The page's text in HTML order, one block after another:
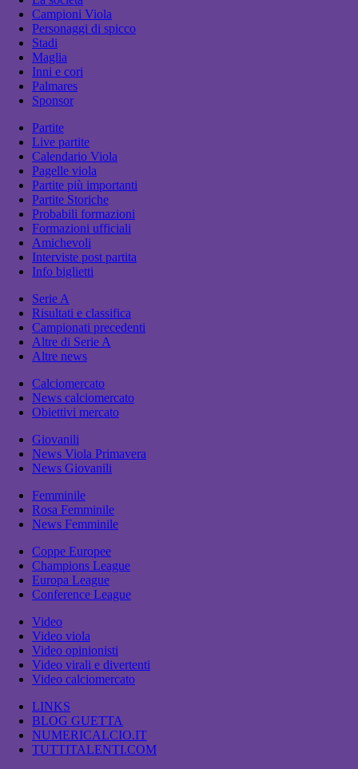
Campioni Viola
Personaggi di spicco
Stadi
Maglia
Inni e cori
Palmares
Sponsor
Partite
Live partite
Calendario Viola
Pagelle viola
Partite più importanti
Partite Storiche
Probabili formazioni
Formazioni ufficiali
Amichevoli
Interviste post partita
Info biglietti
Serie A
Risultati e classifica
Campionati precedenti
Altre di Serie A
Altre news
Calciomercato
News calciomercato
Obiettivi mercato
Giovanili
News Viola Primavera
News Giovanili
Femminile
Rosa Femminile
News Femminile
Coppe Europee
Champions League
Europa League
Conference League
Video
Video viola
Video opinionisti
Video virali e divertenti
Video calciomercato
LINKS
BLOG GUETTA
NUMERICALCIO.IT
TUTTITALENTI.COM